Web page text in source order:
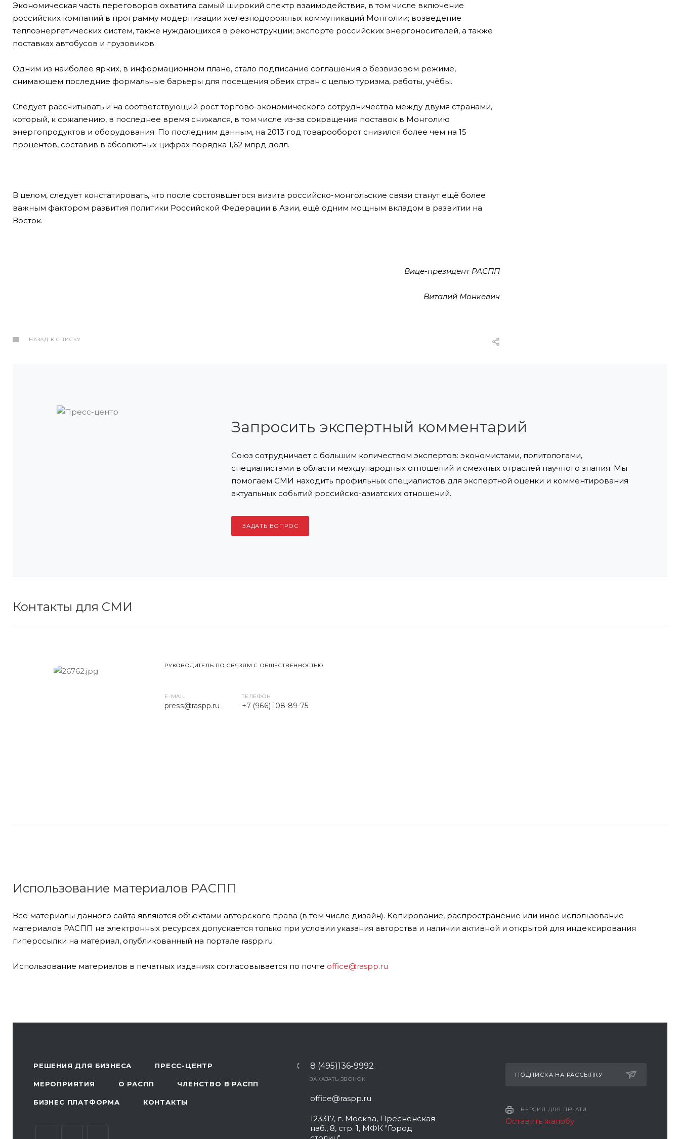
Экономическая часть переговоров охватила самый широкий спектр взаимодействия, в том числе включение
российских компаний в программу модернизации железнодорожных коммуникаций Монголии; возведение
теплоэнергетических систем, также нуждающихся в реконструкции; экспорте российских энергоносителей, а также
поставках автобусов и грузовиков.
Одним из наиболее ярких, в информационном плане, стало подписание соглашения о безвизовом режиме,
снимающем последние формальные барьеры для посещения обеих стран с целью туризма, работы, учёбы.
Следует рассчитывать и на соответствующий рост торгово-экономического сотрудничества между двумя странами,
который, к сожалению, в последнее время снижался, в том числе из-за сокращения поставок в Монголию
энергопродуктов и оборудования. По последним данным, на 2013 год товарооборот снизился более чем на 15
процентов, составив в абсолютных цифрах порядка 1,62 млрд долл.
В целом, следует констатировать, что после состоявшегося визита российско-монгольские связи станут ещё более
важным фактором развития политики Российской Федерации в Азии, ещё одним мощным вкладом в развитии на
Восток.
Вице-президент РАСПП
Виталий Монкевич
НАЗАД К СПИСКУ
Запросить экспертный комментарий
Союз сотрудничает с большим количеством экспертов: экономистами, политологами,
специалистами в области международных отношений и смежных отраслей научного знания. Мы
помогаем СМИ находить профильных специалистов для экспертной оценки и комментирования
актуальных событий российско-азиатских отношений.
ЗАДАТЬ ВОПРОС
Контакты для СМИ
РУКОВОДИТЕЛЬ ПО СВЯЗЯМ С ОБЩЕСТВЕННОСТЬЮ
E-MAIL
press@raspp.ru
ТЕЛЕФОН
+7 (966) 108-89-75
Использование материалов РАСПП
Все материалы данного сайта являются объектами авторского права (в том числе дизайн). Копирование, распространение или иное использование
материалов РАСПП на электронных ресурсах допускается только при условии указания авторства и наличии активной и открытой для индексирования
гиперссылки на материал, опубликованный на портале raspp.ru
Использование материалов в печатных изданиях согласовывается по почте office@raspp.ru
РЕШЕНИЯ ДЛЯ БИЗНЕСА ПРЕСС-ЦЕНТР
МЕРОПРИЯТИЯ О РАСПП ЧЛЕНСТВО В РАСПП
БИЗНЕС ПЛАТФОРМА КОНТАКТЫ
8 (495)136-9992
ЗАКАЗАТЬ ЗВОНОК
office@raspp.ru
123317, г. Москва, Пресненская
наб., 8, стр. 1, МФК "Город
ПОДПИСКА НА РАССЫЛКУ
ВЕРСИЯ ДЛЯ ПЕЧАТИ
Оставить жалобу